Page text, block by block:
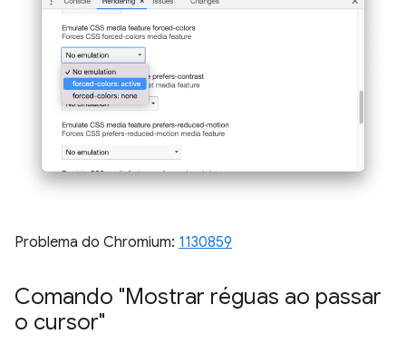
Problema do Chromium: 1130859
Comando "Mostrar réguas ao passar
o cursor"